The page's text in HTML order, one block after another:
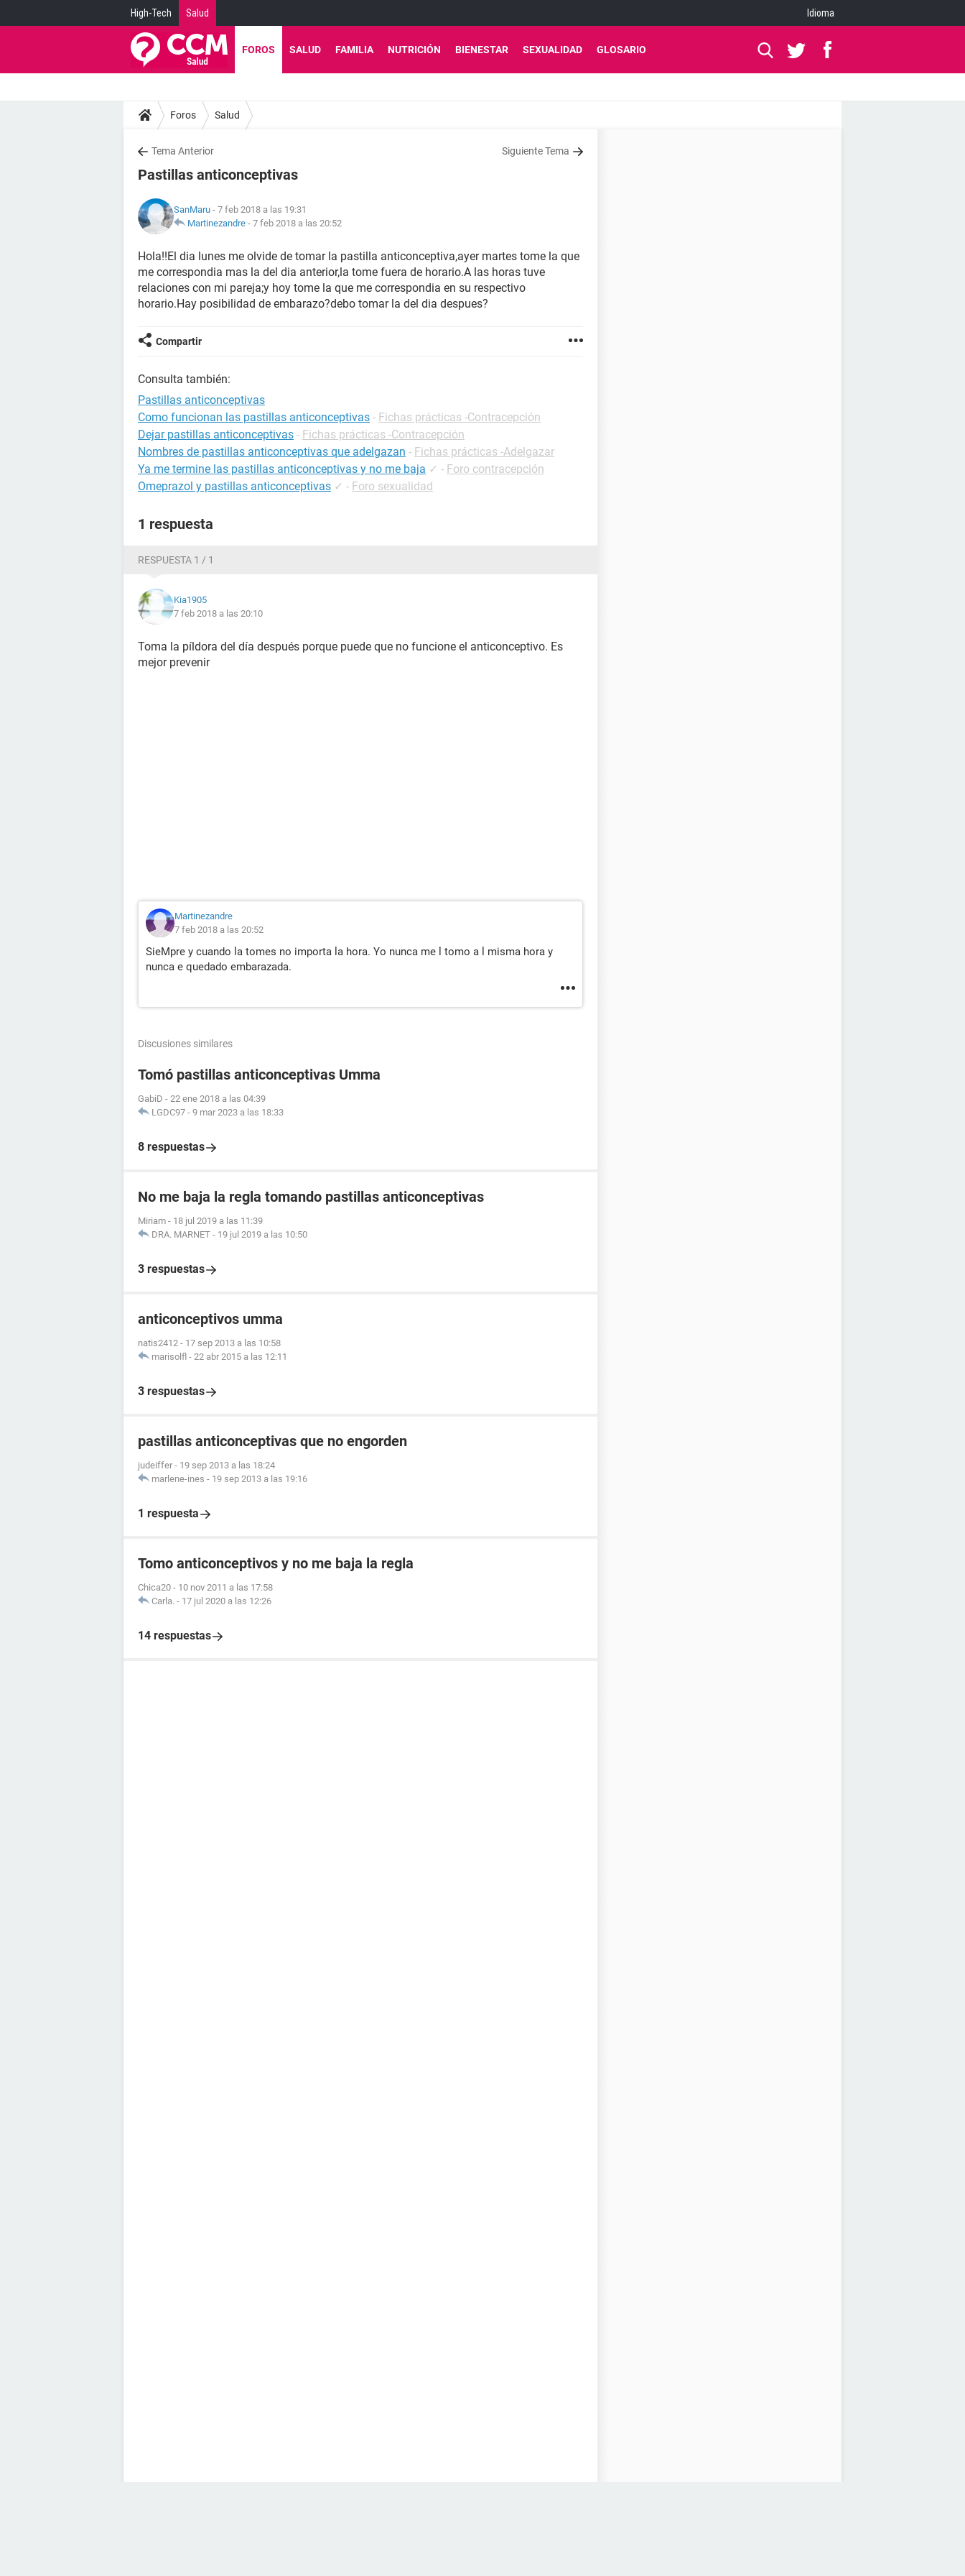
High-Tech Salud Idioma
FOROS SALUD FAMILIA NUTRICIÓN BIENESTAR SEXUALIDAD GLOSARIO
Foros Salud
Tema Anterior Siguiente Tema
Pastillas anticonceptivas
SanMaru - 7 feb 2018 a las 19:31
Martinezandre - 7 feb 2018 a las 20:52
Hola!!El dia lunes me olvide de tomar la pastilla anticonceptiva,ayer martes tome la que
me correspondia mas la del dia anterior,la tome fuera de horario.A las horas tuve
relaciones con mi pareja;y hoy tome la que me correspondia en su respectivo
horario.Hay posibilidad de embarazo?debo tomar la del dia despues?
Compartir
Consulta también:
Pastillas anticonceptivas
Como funcionan las pastillas anticonceptivas - Fichas prácticas -Contracepción
Dejar pastillas anticonceptivas - Fichas prácticas -Contracepción
Nombres de pastillas anticonceptivas que adelgazan - Fichas prácticas -Adelgazar
Ya me termine las pastillas anticonceptivas y no me baja ✓ - Foro contracepción
Omeprazol y pastillas anticonceptivas ✓ - Foro sexualidad
1 respuesta
RESPUESTA 1 / 1
Kia1905
7 feb 2018 a las 20:10
Toma la píldora del día después porque puede que no funcione el anticonceptivo. Es
mejor prevenir
Martinezandre
7 feb 2018 a las 20:52
SieMpre y cuando la tomes no importa la hora. Yo nunca me l tomo a l misma hora y
nunca e quedado embarazada.
Discusiones similares
Tomó pastillas anticonceptivas Umma
GabiD - 22 ene 2018 a las 04:39
LGDC97 - 9 mar 2023 a las 18:33
8 respuestas
No me baja la regla tomando pastillas anticonceptivas
Miriam - 18 jul 2019 a las 11:39
DRA. MARNET - 19 jul 2019 a las 10:50
3 respuestas
anticonceptivos umma
natis2412 - 17 sep 2013 a las 10:58
marisolfl - 22 abr 2015 a las 12:11
3 respuestas
pastillas anticonceptivas que no engorden
judeiffer - 19 sep 2013 a las 18:24
marlene-ines - 19 sep 2013 a las 19:16
1 respuesta
Tomo anticonceptivos y no me baja la regla
Chica20 - 10 nov 2011 a las 17:58
Carla. - 17 jul 2020 a las 12:26
14 respuestas